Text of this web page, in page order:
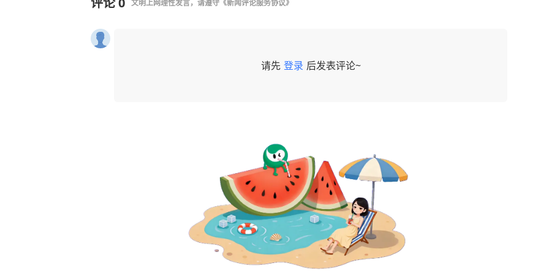
文明上网理性发言，请遵守 《新闻评论服务协议》
请先 登录 后发表评论~